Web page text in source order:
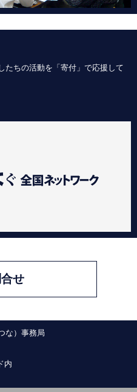
たちの活動を「寄付」で応援して
せ
な）事務局
内